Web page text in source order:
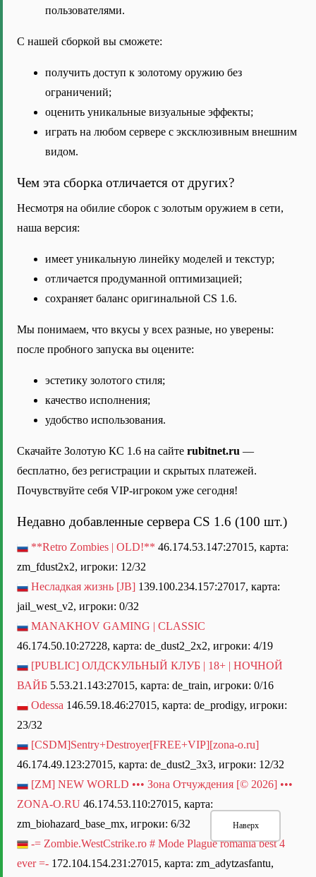
пользователями.
С нашей сборкой вы сможете:
получить доступ к золотому оружию без
ограничений;
оценить уникальные визуальные эффекты;
играть на любом сервере с эксклюзивным внешним
видом.
Чем эта сборка отличается от других?
Несмотря на обилие сборок с золотым оружием в сети,
наша версия:
имеет уникальную линейку моделей и текстур;
отличается продуманной оптимизацией;
сохраняет баланс оригинальной CS 1.6.
Мы понимаем, что вкусы у всех разные, но уверены:
после пробного запуска вы оцените:
эстетику золотого стиля;
качество исполнения;
удобство использования.
Скачайте Золотую КС 1.6 на сайте rubitnet.ru —
бесплатно, без регистрации и скрытых платежей.
Почувствуйте себя VIP-игроком уже сегодня!
Недавно добавленные сервера CS 1.6 (100 шт.)
**Retro Zombies | OLD!** 46.174.53.147:27015, карта:
zm_fdust2x2, игроки: 12/32
Несладкая жизнь [JB] 139.100.234.157:27017, карта:
jail_west_v2, игроки: 0/32
MANAKHOV GAMING | CLASSIC
46.174.50.10:27228, карта: de_dust2_2x2, игроки: 4/19
[PUBLIC] ОЛДСКУЛЬНЫЙ КЛУБ | 18+ | НОЧНОЙ
ВАЙБ 5.53.21.143:27015, карта: de_train, игроки: 0/16
Odessa 146.59.18.46:27015, карта: de_prodigy, игроки:
23/32
[CSDM]Sentry+Destroyer[FREE+VIP][zona-o.ru]
46.174.49.123:27015, карта: de_dust2_3x3, игроки: 12/32
[ZM] NEW WORLD ••• Зона Отчуждения [© 2026] •••
ZONA-O.RU 46.174.53.110:27015, карта:
zm_biohazard_base_mx, игроки: 6/32
-= Zombie.WestCstrike.ro # Mode Plague romania best 4
ever =- 172.104.154.231:27015, карта: zm_adytzasfantu,
Наверх